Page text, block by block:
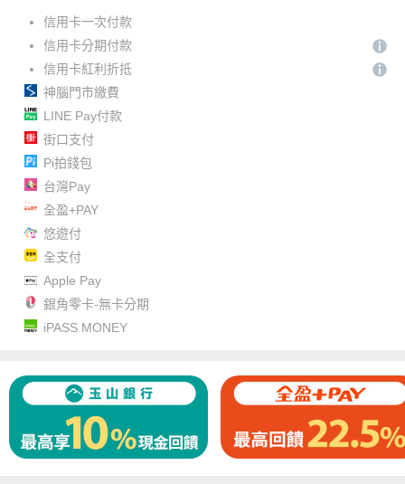
信用卡一次付款
信用卡分期付款
信用卡紅利折抵
神腦門市繳費
LINE Pay付款
街口支付
Pi拍錢包
台灣Pay
全盈+PAY
悠遊付
全支付
Apple Pay
銀角零卡-無卡分期
iPASS MONEY